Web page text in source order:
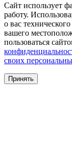
Сайт использует
работу.
о вас
вашего
пользоваться
своих
Принять